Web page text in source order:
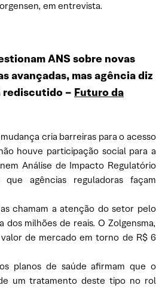
em entrevista.
ANS sobre novas
avançadas, mas agência diz
rediscutido – Futuro da
cria barreiras para o acesso
houve participação social para a
Análise de Impacto Regulatório
que agências reguladoras façam
chamam a atenção do setor pelo
dos milhões de reais. O Zolgensma,
de mercado em torno de R$ 6
planos de saúde afirmam que o
um tratamento deste tipo no rol